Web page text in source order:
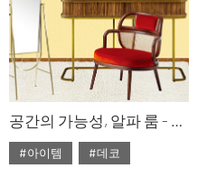
공간의 가능성, 알파 룸 - 무한 변신, 카멜레온 알파 룸
#아이템
#데코